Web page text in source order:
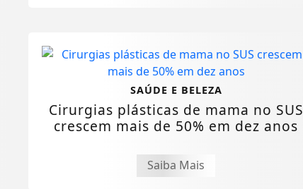
SAÚDE E BELEZA
Cirurgias plásticas de mama no SUS
crescem mais de 50% em dez anos
Saiba Mais